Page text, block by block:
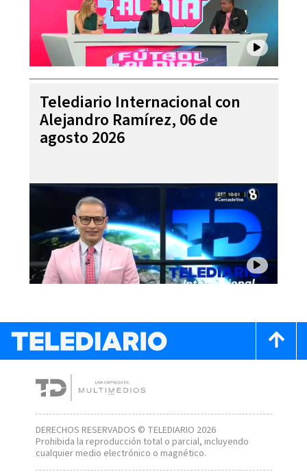
Telediario Internacional con
Alejandro Ramírez, 06 de
agosto 2026
DERECHOS RESERVADOS © TELEDIARIO 2026
Prohibida la reproducción total o parcial, incluyendo
cualquier medio electrónico o magnético.